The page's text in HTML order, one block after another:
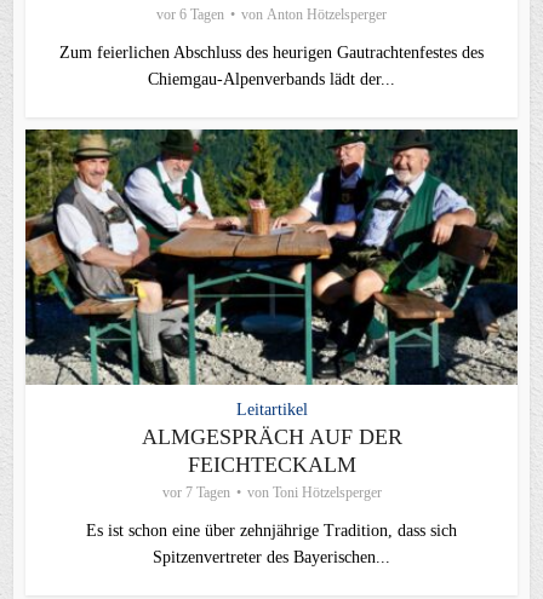
vor 6 Tagen von Anton Hötzelsperger
Zum feierlichen Abschluss des heurigen Gautrachtenfestes des
Chiemgau‑Alpenverbands lädt der...
Leitartikel
ALMGESPRÄCH AUF DER
FEICHTECKALM
vor 7 Tagen von Toni Hötzelsperger
Es ist schon eine über zehnjährige Tradition, dass sich
Spitzenvertreter des Bayerischen...